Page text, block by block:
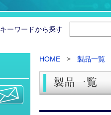
キーワードから探す
HOME 製品一覧